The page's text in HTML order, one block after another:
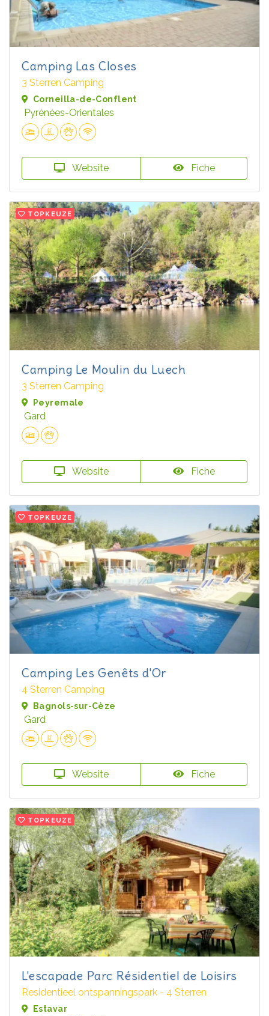
Camping Las Closes
3 Sterren Camping
Corneilla-de-Conflent
Pyrénées-Orientales
Website Fiche
TOPKEUZE
Camping Le Moulin du Luech
3 Sterren Camping
Peyremale
Gard
Website Fiche
TOPKEUZE
Camping Les Genêts d'Or
4 Sterren Camping
Bagnols-sur-Cèze
Gard
Website Fiche
TOPKEUZE
L'escapade Parc Résidentiel de Loisirs
Residentieel ontspanningspark - 4 Sterren
Estavar